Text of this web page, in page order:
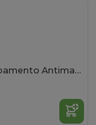
Vestido Elegante com Acabamento Antimanchas